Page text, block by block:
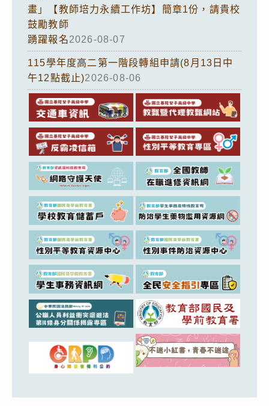
畫」【教師培力永續工作坊】簡章1份，請貴校
鼓勵教師
踴躍報名2026-08-07
115學年度高二第一階段轉組申請(8月13日中
午12點截止)2026-08-06